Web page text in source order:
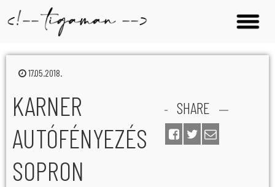
17.05.2018.
SHARE
KARNER
AUTÓFÉNYEZÉS
SOPRON